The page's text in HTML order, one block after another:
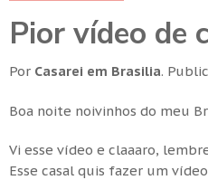
Pior vídeo de
Por Casarei em Brasilia.
Boa noite noivinhos do meu
Vi esse vídeo e claaaro,
Esse casal quis fazer um